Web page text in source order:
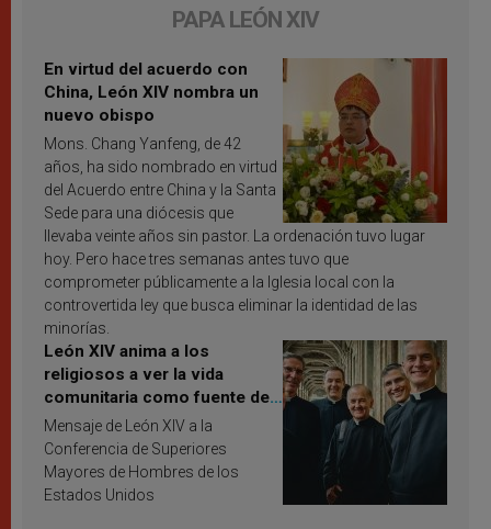
PAPA LEÓN XIV
En virtud del acuerdo con
China, León XIV nombra un
nuevo obispo
Mons. Chang Yanfeng, de 42
años, ha sido nombrado en virtud
del Acuerdo entre China y la Santa
Sede para una diócesis que
llevaba veinte años sin pastor. La ordenación tuvo lugar
hoy. Pero hace tres semanas antes tuvo que
comprometer públicamente a la Iglesia local con la
controvertida ley que busca eliminar la identidad de las
minorías.
León XIV anima a los
religiosos a ver la vida
comunitaria como fuente de
inspiración y santificación
Mensaje de León XIV a la
Conferencia de Superiores
Mayores de Hombres de los
Estados Unidos